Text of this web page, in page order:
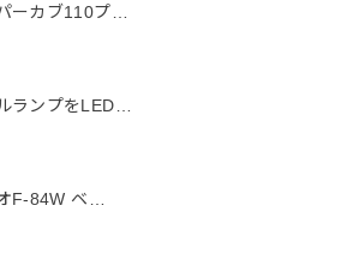
ーカブ110プ…
ランプをLED…
F-84W ベ…